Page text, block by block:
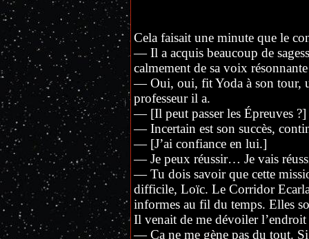
Cela faisait une minute que le
— Il a acquis beaucoup de
calmement de sa voix
— Oui, oui, fit Yoda à son tour,
professeur il a.
— [Il peut passer les Épreuves ?]
— Incertain est son succès,
— [J’ai confiance en lui.]
— Je peux réussir… Je vais
— Tu dois savoir que cette
difficile, Loïc. Le Corridor
informes au fil du temps. Elles
Il venait de me dévoiler
— Ça ne me gène pas du tout. Si